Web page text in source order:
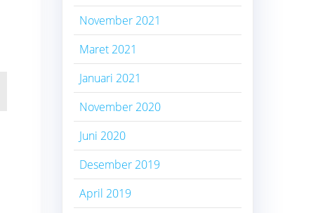
November 2021
Maret 2021
Januari 2021
November 2020
Juni 2020
Desember 2019
April 2019